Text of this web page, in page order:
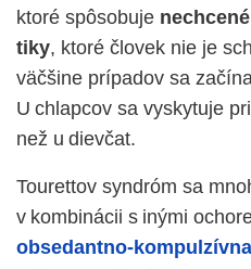
ktoré spôsobuje
tiky, ktoré človek nie je
väčšine prípadov sa
U chlapcov sa vyskytuje
než u dievčat.
Tourettov syndróm sa
v kombinácii s inými
obsedantno-